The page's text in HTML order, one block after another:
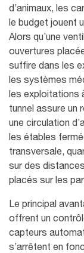
d’animaux, les
le budget jouent
Alors qu’une
ouvertures
suffire dans les
les systèmes
les exploitations
tunnel assure un
une circulation
les étables
transversale,
sur des
placés sur les
Le principal
offrent un
capteurs
s’arrêtent en